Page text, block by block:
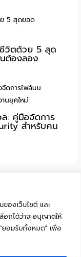
องเว็บไซต์ และ
กได้ว่าจะอนุญาตให้
ยอมรับทั้งหมด" เพื่อ
ชีวิตด้วย 5 สุด
ต้องลอง
: คู่มือจัดการ
สำหรับคน
รียนรู้ไปด้วยกัน"